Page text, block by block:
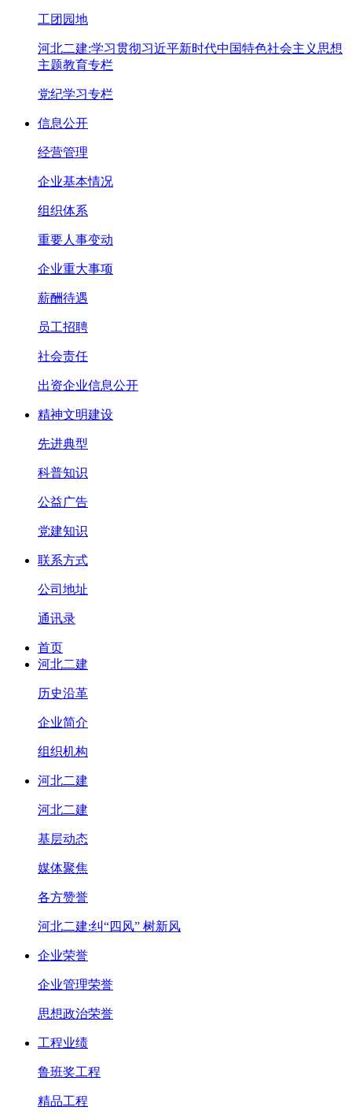
工团园地
河北二建:学习贯彻习近平新时代中国特色社会主义思想
主题教育专栏
党纪学习专栏
信息公开
经营管理
企业基本情况
组织体系
重要人事变动
企业重大事项
薪酬待遇
员工招聘
社会责任
出资企业信息公开
精神文明建设
先进典型
科普知识
公益广告
党建知识
联系方式
公司地址
通讯录
首页
河北二建
历史沿革
企业简介
组织机构
河北二建
河北二建
基层动态
媒体聚焦
各方赞誉
河北二建:纠“四风” 树新风
企业荣誉
企业管理荣誉
思想政治荣誉
工程业绩
鲁班奖工程
精品工程